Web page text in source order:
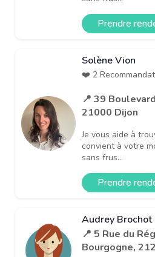
Prendre
Solène Vion
❤️ 2
📍 39
21000 Dijon
Je vous aide à
convient à votre
sans frus...
Prendre
Audrey Brochot
📍 5 Rue du
Bourgogne,